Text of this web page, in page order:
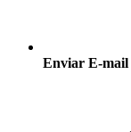
Enviar E-mail